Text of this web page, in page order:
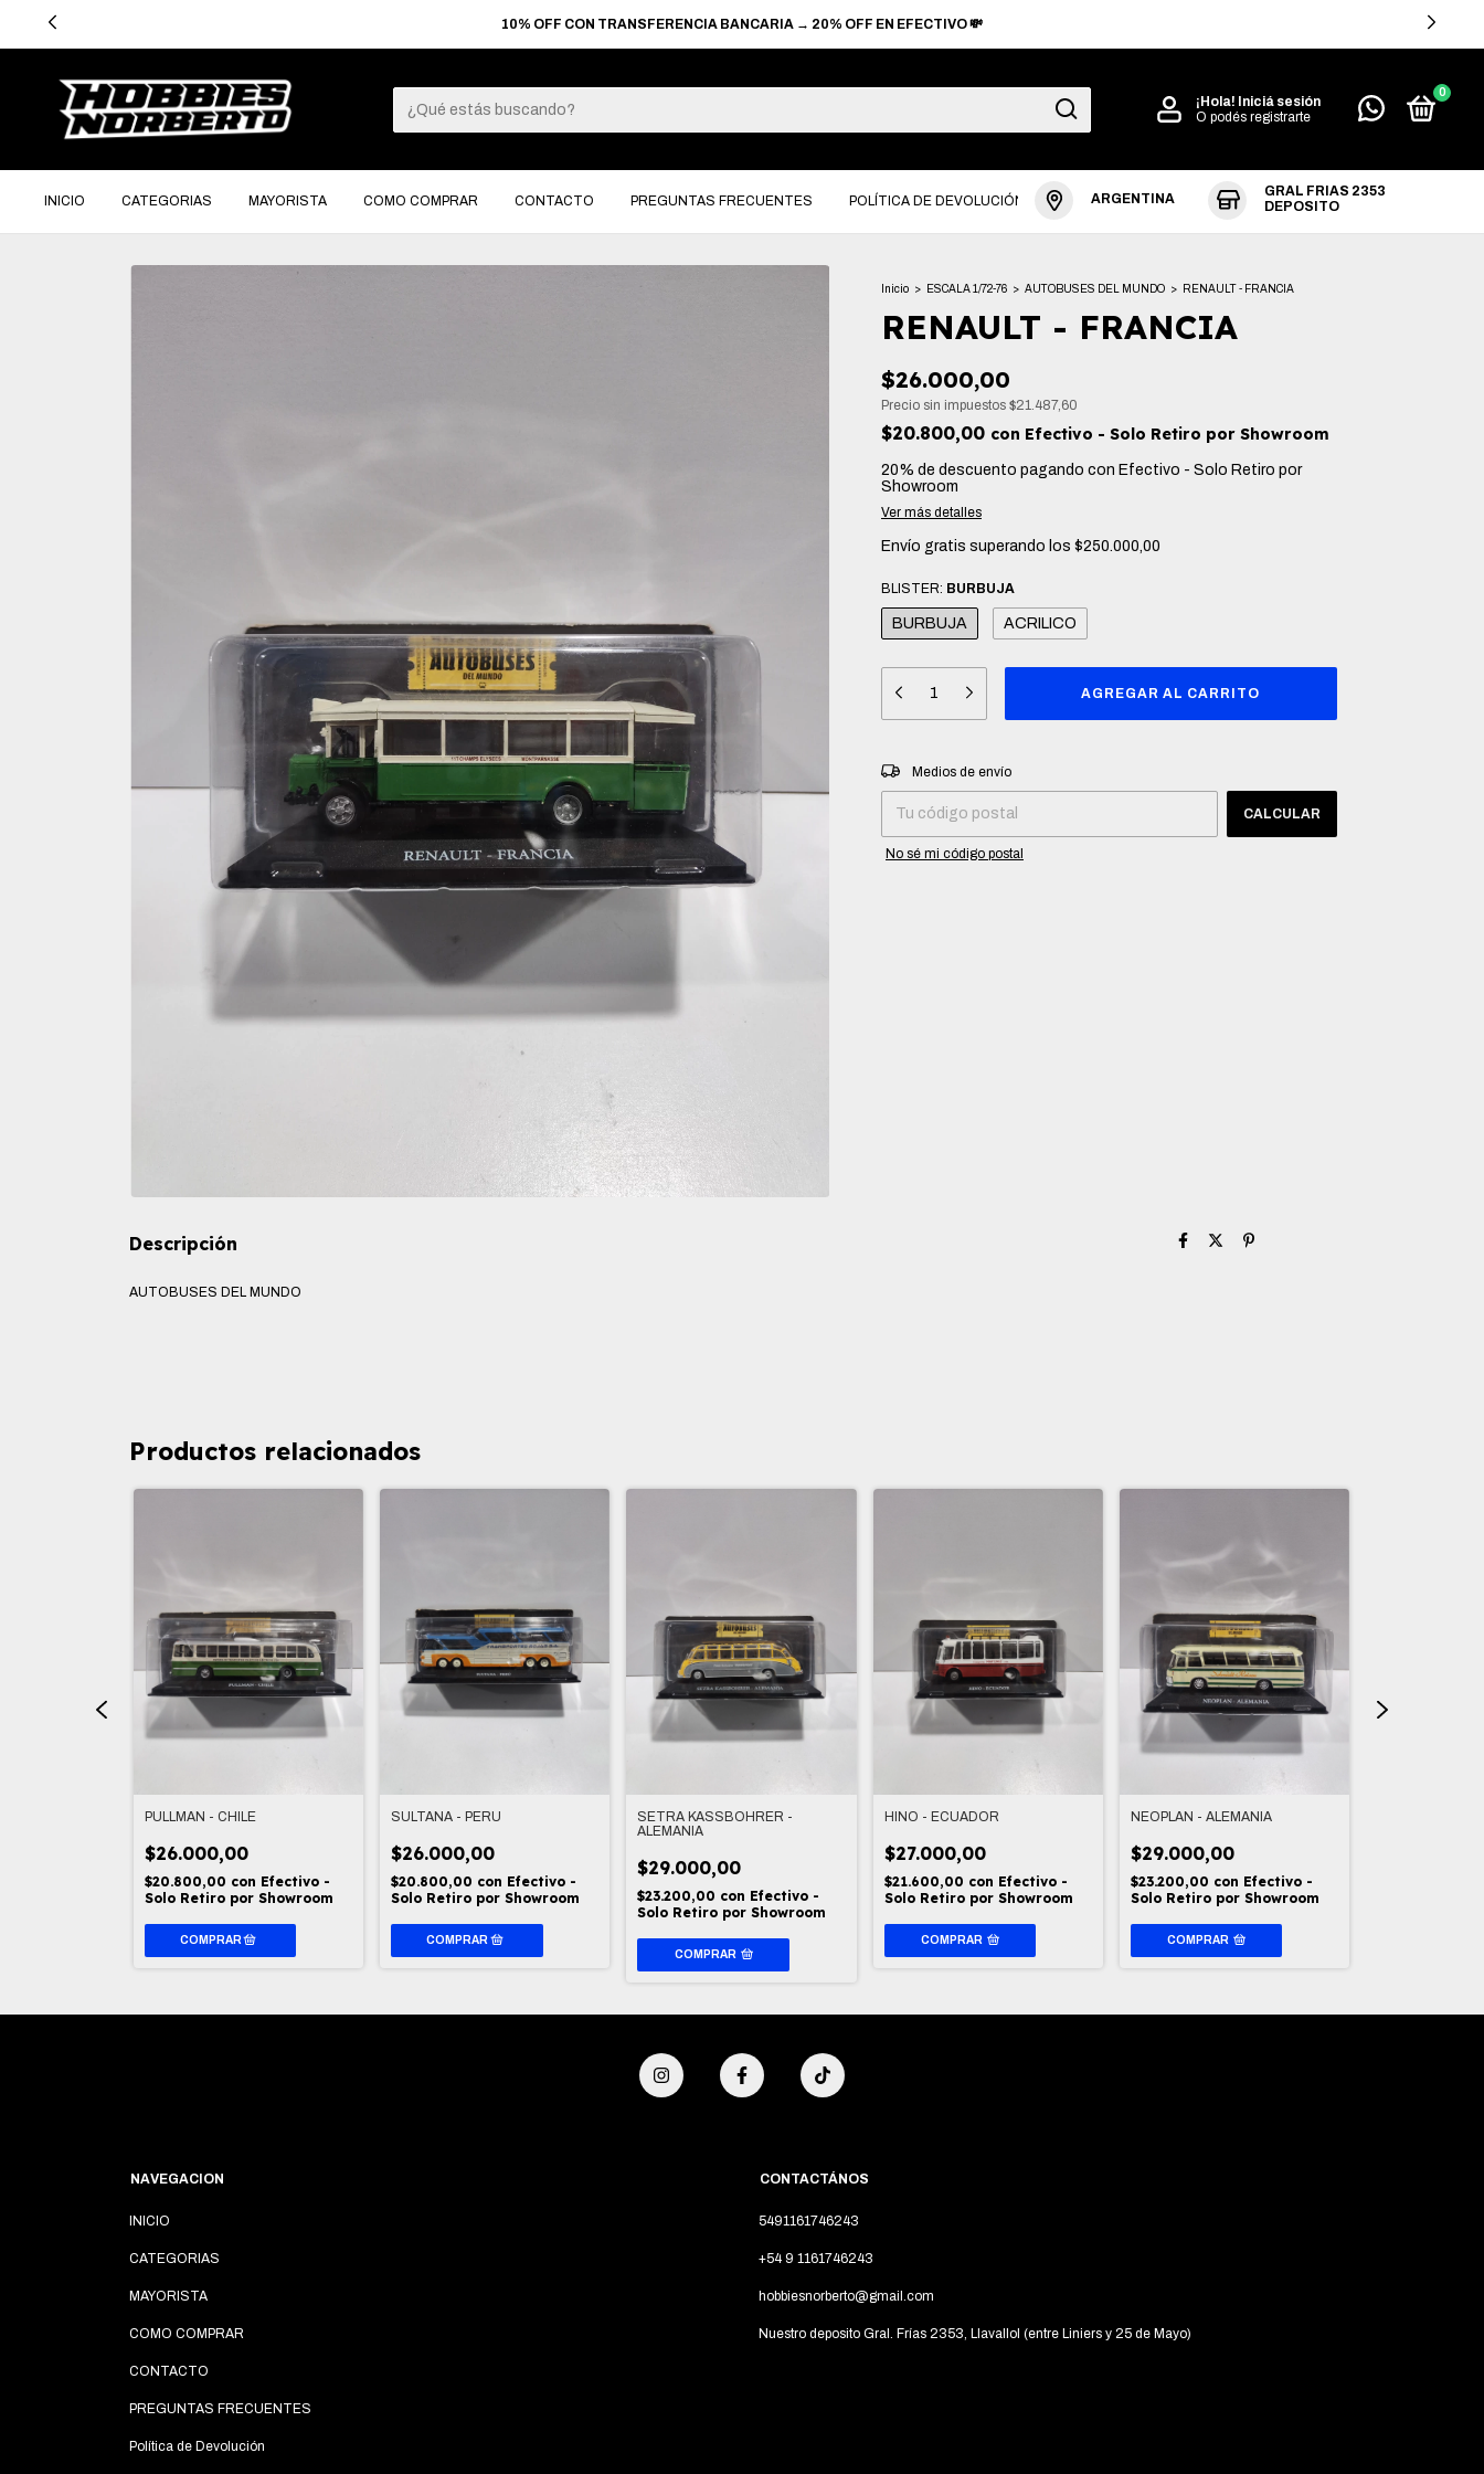
3 CUOTAS SIN INTERES EN COMPRAS +$90.000 → 6 CUOTAS SIN INTERES EN COMPRAS +$360.000
¡Hola! Iniciá sesión
O podés registrarte
0
INICIO CATEGORIAS MAYORISTA COMO COMPRAR CONTACTO PREGUNTAS FRECUENTES POLÍTICA DE DEVOLUCIÓN ARGENTINA
GRAL FRIAS 2353
DEPOSITO
Inicio > ESCALA 1/72-76 > AUTOBUSES DEL MUNDO > RENAULT - FRANCIA
RENAULT - FRANCIA
$26.000,00
Precio sin impuestos $21.487,60
$20.800,00 con Efectivo - Solo Retiro por Showroom
20% de descuento pagando con Efectivo - Solo Retiro por
Showroom
Ver más detalles
Envío gratis superando los $250.000,00
BLISTER: BURBUJA
BURBUJA ACRILICO
Entregas para el CP:
Medios de envío
CALCULAR
No sé mi código postal
Descripción
AUTOBUSES DEL MUNDO
Productos relacionados
PULLMAN - CHILE
$26.000,00
$20.800,00 con Efectivo -
Solo Retiro por Showroom
SULTANA - PERU
$26.000,00
$20.800,00 con Efectivo -
Solo Retiro por Showroom
SETRA KASSBOHRER -
ALEMANIA
$29.000,00
$23.200,00 con Efectivo -
Solo Retiro por Showroom
COMPRAR
HINO - ECUADOR
$27.000,00
$21.600,00 con Efectivo -
Solo Retiro por Showroom
COMPRAR
NEOPLAN - ALEMANIA
$29.000,00
$23.200,00 con Efectivo -
Solo Retiro por Showroom
COMPRAR
NAVEGACION
INICIO
CATEGORIAS
MAYORISTA
COMO COMPRAR
CONTACTO
PREGUNTAS FRECUENTES
Política de Devolución
CONTACTÁNOS
5491161746243
+54 9 1161746243
hobbiesnorberto@gmail.com
Nuestro deposito Gral. Frías 2353, Llavallol (entre Liniers y 25 de Mayo)